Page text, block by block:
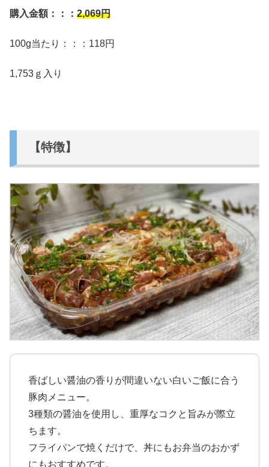
購入金額：：： 2,069円
100g当たり：：：118円
1,753ｇ入り
【特徴】
香ばしい醤油の香りが間違いない白いご飯に合う
豚肉メニュー。
3種類の醤油を使用し、重厚なコクと旨みが際立
ちます。
フライパンで焼くだけで、丼にもお弁当のおかず
にもおすすめです。